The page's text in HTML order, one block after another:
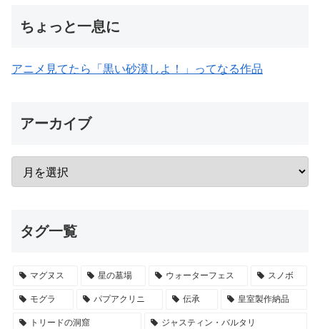
ちょっと一息に
アニメ見てたら「黒い砂漠しよ！」ってなる作品
アーカイブ
タグ一覧
マグヌス 星の墓場 ウォーターフェス スノボ
モグラ パプアクリニ 伝承 皇室製作納品
トリードの洞窟 ジャスティン・バルタリ